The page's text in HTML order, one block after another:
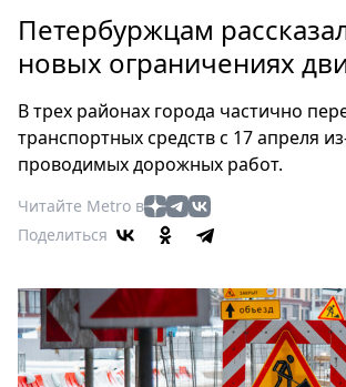
Россия
Мир
Еда
Туризм
Театр
Кино
Книги
Выставки
Пресс-
Петербуржцам
новых ограничениях
В трех районах города частично
транспортных средств с 17 апреля
проводимых дорожных работ.
Читайте Metro в
Поделиться